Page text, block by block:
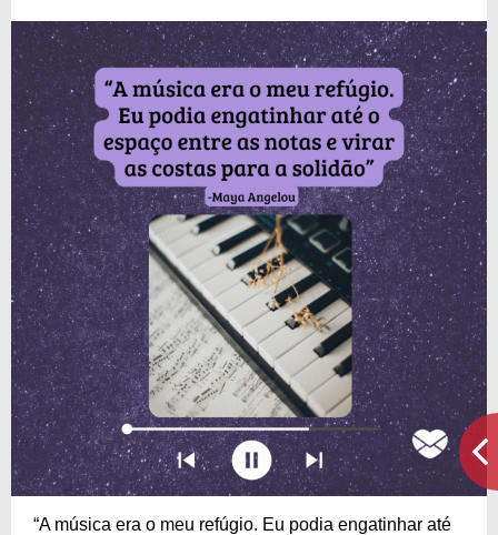
“A música era o meu refúgio. Eu podia engatinhar até